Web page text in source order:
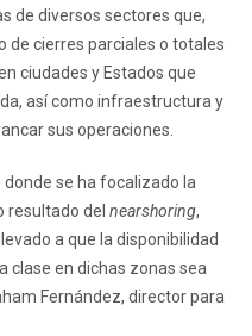
de diversos sectores que,
de cierres parciales o totales
ciudades y Estados que
así como infraestructura y
sus operaciones.
donde se ha focalizado la
resultado del nearshoring,
a que la disponibilidad
clase en dichas zonas sea
Fernández, director para